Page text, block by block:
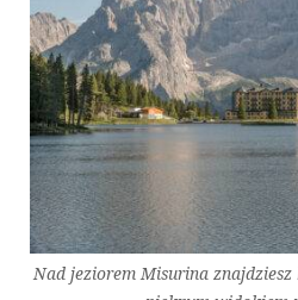
Nad jeziorem Misurina